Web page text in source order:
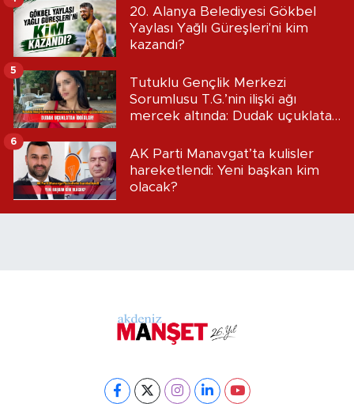
20. Alanya Belediyesi Gökbel
Yaylası Yağlı Güreşleri'ni kim
kazandı?
Tutuklu Gençlik Merkezi
Sorumlusu T.G.’nin ilişki ağı
mercek altında: Dudak uçuklatan
5
AK Parti Manavgat’ta kulisler
hareketlendi: Yeni başkan kim
olacak?
6